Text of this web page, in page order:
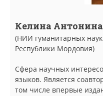
Келина
(НИИ гуманитарных
Республики Мордовия)
Сфера научных
языков. Является
том числе впервые